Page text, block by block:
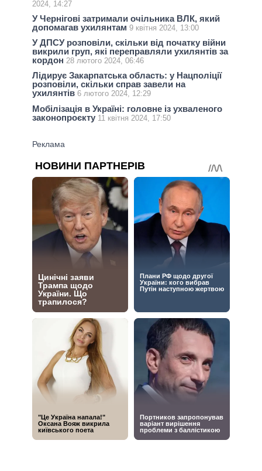
2024, 14:27
У Чернігові затримали очільника ВЛК, який
допомагав ухилянтам 9 квітня 2024, 13:00
У ДПСУ розповіли, скільки від початку війни
викрили груп, які переправляли ухилянтів за
кордон 28 лютого 2024, 06:46
Лідирує Закарпатська область: у Нацполіції
розповіли, скільки справ завели на
ухилянтів 6 лютого 2024, 12:29
Мобілізація в Україні: головне із ухваленого
законопроєкту 11 квітня 2024, 17:50